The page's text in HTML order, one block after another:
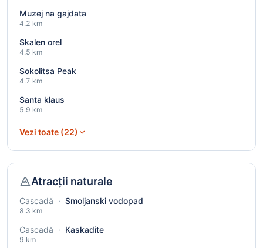
Muzej na gajdata
4.2 km
Skalen orel
4.5 km
Sokolitsa Peak
4.7 km
Santa klaus
5.9 km
Vezi toate (22)
Atracții naturale
Cascadă · Smoljanski vodopad
8.3 km
Cascadă · Kaskadite
9 km